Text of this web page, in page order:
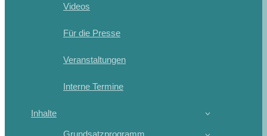
Videos
Für die Presse
Veranstaltungen
Interne Termine
Inhalte
Grundsatzprogramm